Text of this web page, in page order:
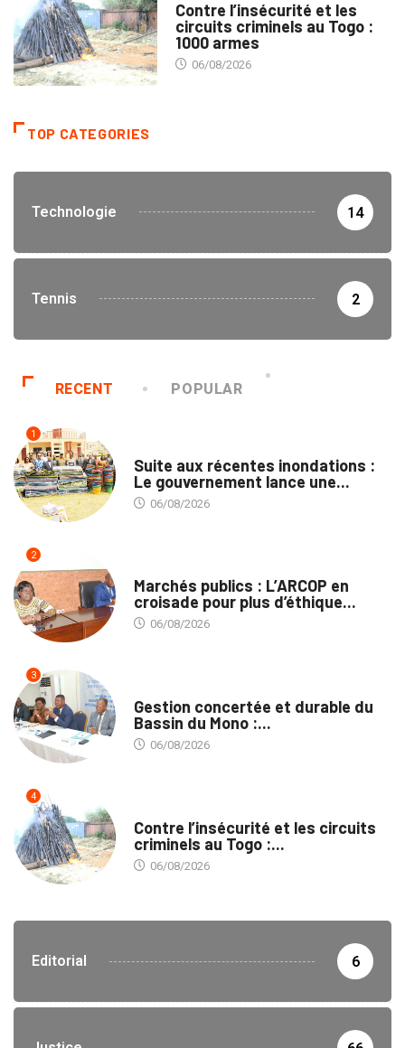
Contre l’insécurité et les
circuits criminels au Togo :
1000 armes
06/08/2026
TOP CATEGORIES
Technologie 14
Tennis 2
RECENT POPULAR
1
Suite aux récentes inondations :
Le gouvernement lance une...
06/08/2026
2
Marchés publics : L’ARCOP en
croisade pour plus d’éthique...
06/08/2026
3
Gestion concertée et durable du
Bassin du Mono :...
06/08/2026
4
Contre l’insécurité et les circuits
criminels au Togo :...
06/08/2026
Editorial 6